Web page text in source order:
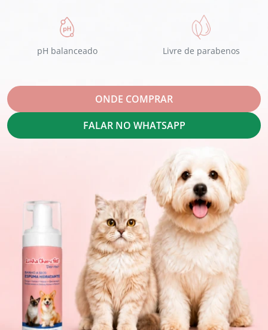
pH balanceado Livre de parabenos
ONDE COMPRAR
FALAR NO WHATSAPP